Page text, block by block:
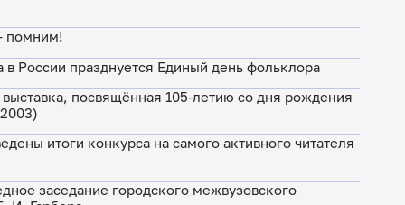
помним!
в России празднуется Единый день фольклора
посвящённая 105-летию со дня рождения
итоги конкурса на самого активного читателя
заседание городского межвузовского